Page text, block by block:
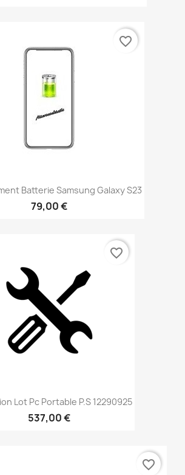
Batterie Samsung Galaxy S23
79,00 €
favorite_border
Lot Pc Portable P.S 12290925
537,00 €
favorite_border
favorite_border